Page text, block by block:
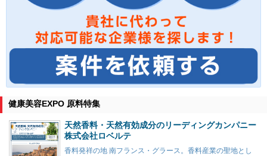
健康美容EXPO 原料特集
天然香料・天然有効成分のリーディングカンパニー
株式会社ロベルテ
香料発祥の地 南フランス・グラース。香料産業の聖地とし